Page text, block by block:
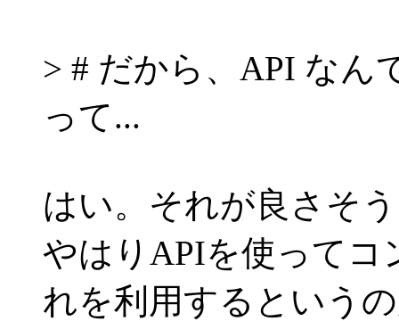
> # だから、API なん
って...
はい。それが良さそ
やはりAPIを使ってコ
れを利用するという